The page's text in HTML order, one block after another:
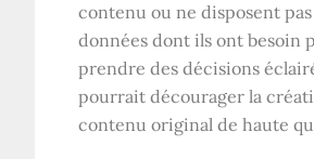
contenu ou ne disposent
données dont ils ont besoin
prendre des décisions
pourrait décourager la
contenu original de haute